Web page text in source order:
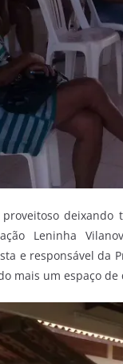
deixando
Leninha
e responsável da
mais um espaço